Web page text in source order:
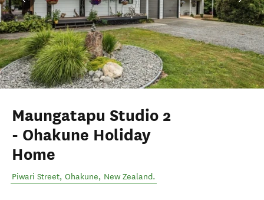
Maungatapu Studio 2
- Ohakune Holiday
Home
Piwari Street, Ohakune, New Zealand.